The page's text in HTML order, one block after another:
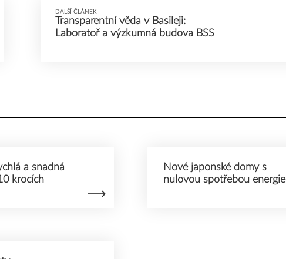
DALŠÍ ČLÁNEK
Transparentní věda v Basileji:
Laboratoř a výzkumná budova BSS
a snadná
krocích
Nové japonské domy s
nulovou spotřebou energie